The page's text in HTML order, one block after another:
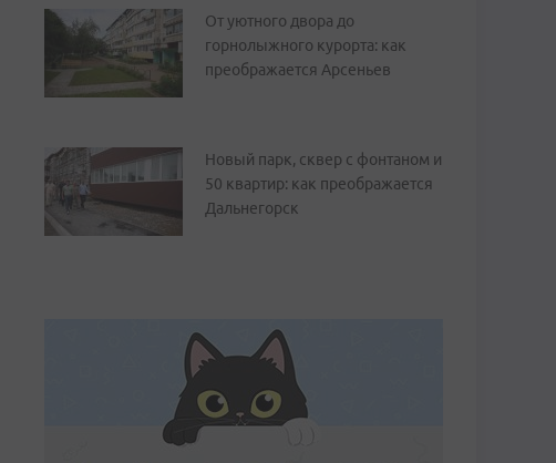
От уютного двора до
горнолыжного курорта: как
преображается Арсеньев
Новый парк, сквер с фонтаном и
50 квартир: как преображается
Дальнегорск